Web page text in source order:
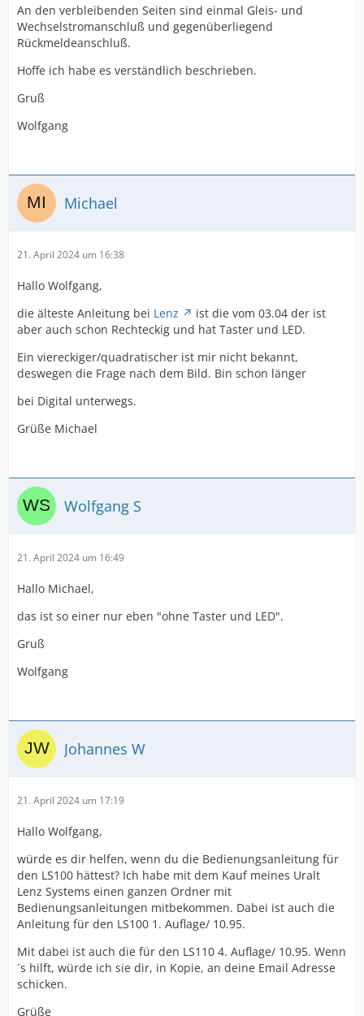
An den verbleibenden Seiten sind einmal Gleis- und
Wechselstromanschluß und gegenüberliegend
Rückmeldeanschluß.
Hoffe ich habe es verständlich beschrieben.
Gruß
Wolfgang
Michael
21. April 2024 um 16:38
Hallo Wolfgang,
die älteste Anleitung bei Lenz
ist die vom 03.04 der ist
aber auch schon Rechteckig und hat Taster und LED.
Ein viereckiger/quadratischer ist mir nicht bekannt,
deswegen die Frage nach dem Bild. Bin schon länger
bei Digital unterwegs.
Grüße Michael
Wolfgang S
21. April 2024 um 16:49
Hallo Michael,
das ist so einer nur eben "ohne Taster und LED".
Gruß
Wolfgang
Johannes W
21. April 2024 um 17:19
Hallo Wolfgang,
würde es dir helfen, wenn du die Bedienungsanleitung für
den LS100 hättest? Ich habe mit dem Kauf meines Uralt
Lenz Systems einen ganzen Ordner mit
Bedienungsanleitungen mitbekommen. Dabei ist auch die
Anleitung für den LS100 1. Auflage/ 10.95.
Mit dabei ist auch die für den LS110 4. Auflage/ 10.95. Wenn
´s hilft, würde ich sie dir, in Kopie, an deine Email Adresse
schicken.
Grüße